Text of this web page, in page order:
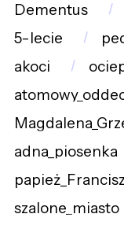
Dementus
5-lecie
akoci
adna_piosenka
szalone_miasto